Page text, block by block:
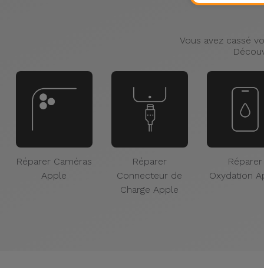
Vous avez cassé
Réparer Caméras
Apple
Réparer
Connecteur de
Charge Apple
Réparer
Oxydation